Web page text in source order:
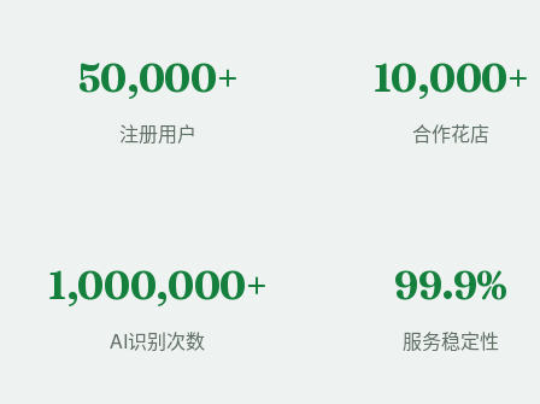
50,000+
注册用户
10,000+
合作花店
1,000,000+
AI识别次数
99.9%
服务稳定性